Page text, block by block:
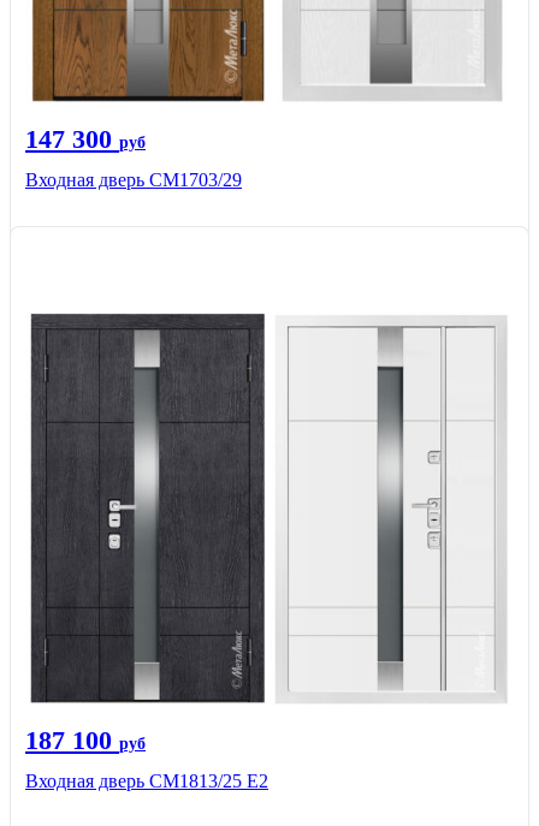
147 300 руб
Входная дверь СМ1703/29
187 100 руб
Входная дверь СМ1813/25 Е2